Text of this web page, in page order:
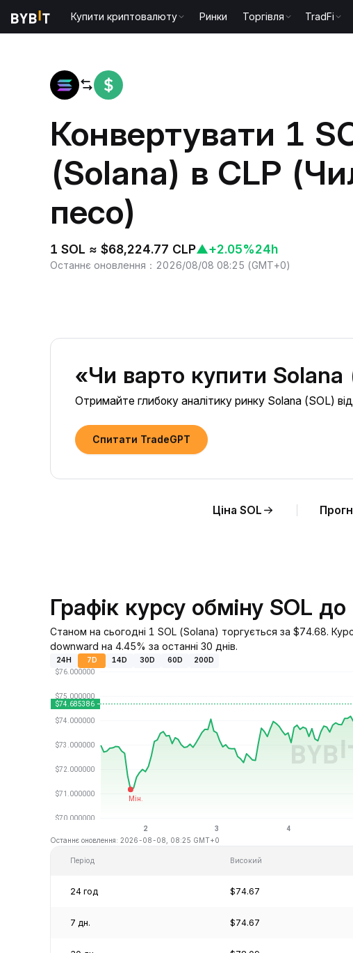
Купити криптовалюту Ринки Торгівля TradFi
Конвертувати 1
(Solana) в CLP
песо)
1 SOL ≈ $68,224.77 CLP▲+2.05%24h
Останнє оновлення ： 2026/08/08 08:25 (GMT+0)
«Чи варто купити Solana
Отримайте глибоку аналітику ринку Solana (SOL)
Спитати TradeGPT
Ціна SOL
Графік курсу обміну SOL до
Станом на сьогодні 1 SOL (Solana) торгується за $74.68.
downward на 4.45% за останні 30 днів.
24H 7D 14D 30D 60D 200D
Останнє оновлення: 2026-08-08, 08:25 GMT+0
Період Високий
24 год $74.67
7 дн. $74.67